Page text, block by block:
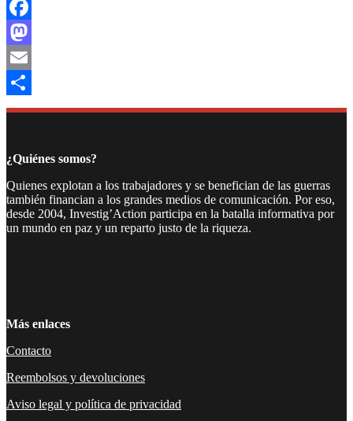
Facebook
Mastodon
Email
Compartir
¿Quiénes somos?
Quienes explotan a los trabajadores y se benefician de las guerras
también financian a los grandes medios de comunicación. Por eso,
desde 2004, Investig’Action participa en la batalla informativa por
un mundo en paz y un reparto justo de la riqueza.
Más enlaces
Contacto
Reembolsos y devoluciones
Aviso legal y política de privacidad